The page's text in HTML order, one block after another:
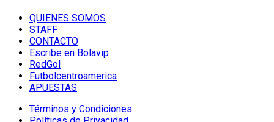
QUIENES SOMOS
STAFF
CONTACTO
Escribe en Bolavip
RedGol
Futbolcentroamerica
APUESTAS
Términos y Condiciones